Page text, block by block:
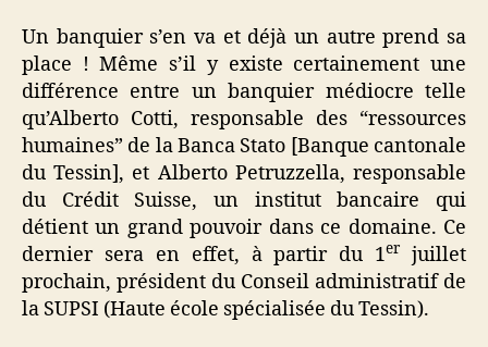
Un banquier s’en va et déjà un autre prend sa
place ! Même s’il y existe certainement une
différence entre un banquier médiocre telle
qu’Alberto Cotti, responsable des “ressources
humaines” de la Banca Stato [Banque cantonale
du Tessin], et Alberto Petruzzella, responsable
du Crédit Suisse, un institut bancaire qui
détient un grand pouvoir dans ce domaine. Ce
dernier sera en effet, à partir du 1er
juillet
prochain, président du Conseil administratif de
la SUPSI (Haute école spécialisée du Tessin).